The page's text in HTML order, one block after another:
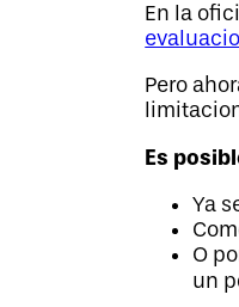
En la
Pero
Es
Ya
O
un